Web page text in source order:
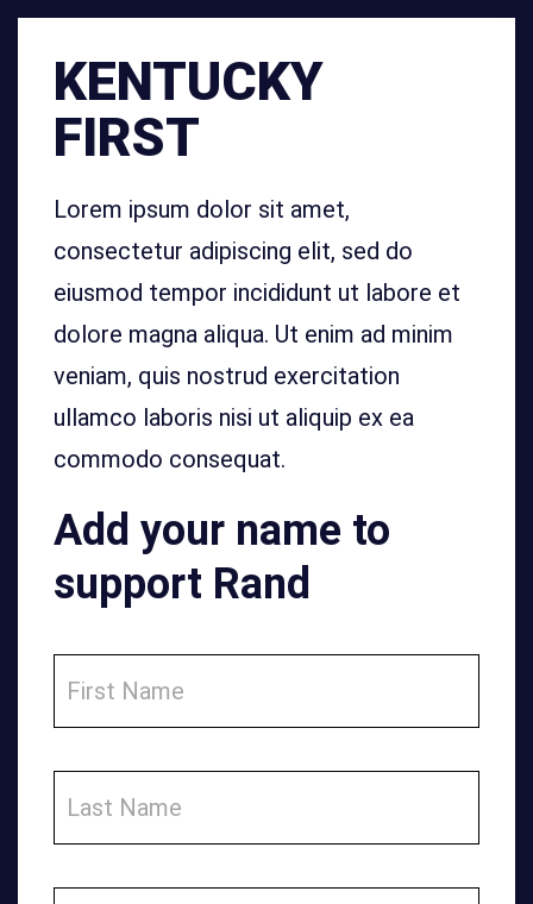
KENTUCKY
FIRST
Lorem ipsum dolor sit amet,
consectetur adipiscing elit, sed do
eiusmod tempor incididunt ut labore et
dolore magna aliqua. Ut enim ad minim
veniam, quis nostrud exercitation
ullamco laboris nisi ut aliquip ex ea
commodo consequat.
Add your name to
support Rand